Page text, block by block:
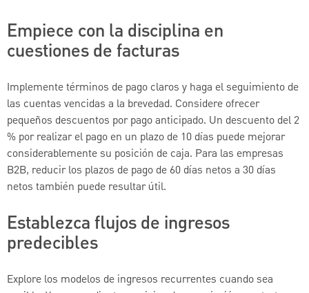
Empiece con la disciplina en
cuestiones de facturas
Implemente términos de pago claros y haga el seguimiento de
las cuentas vencidas a la brevedad. Considere ofrecer
pequeños descuentos por pago anticipado. Un descuento del 2
% por realizar el pago en un plazo de 10 días puede mejorar
considerablemente su posición de caja. Para las empresas
B2B, reducir los plazos de pago de 60 días netos a 30 días
netos también puede resultar útil.
Establezca flujos de ingresos
predecibles
Explore los modelos de ingresos recurrentes cuando sea